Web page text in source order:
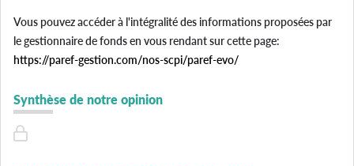
Vous pouvez accéder à l'intégralité des informations proposées par
le gestionnaire de fonds en vous rendant sur cette page:
https://paref-gestion.com/nos-scpi/paref-evo/
Synthèse de notre opinion